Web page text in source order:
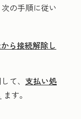
の手順に従い
ら接続解除し
て、 支払い処
ます。